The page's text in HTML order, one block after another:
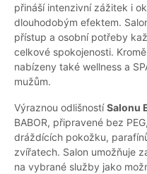
přináší intenzivní zážitek i
dlouhodobým efektem.
přístup a osobní potřeby
celkové spokojenosti.
nabízeny také wellness a
mužům.
Výraznou odlišnostíSalonu
BABOR, připravené bez
dráždících pokožku,
zvířatech. Salon umožňuje
na vybrané služby jako